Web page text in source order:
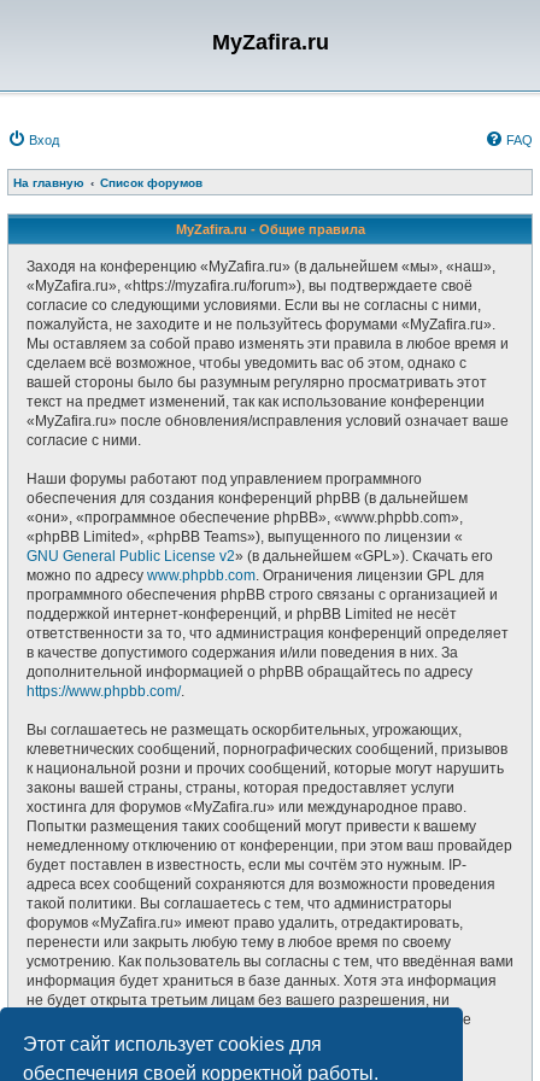
Этот сайт использует cookies для
обеспечения своей корректной работы.
MyZafira.ru
Вход FAQ
На главную Список форумов
MyZafira.ru - Общие правила
Заходя на конференцию «MyZafira.ru» (в дальнейшем «мы», «наш»,
«MyZafira.ru», «https://myzafira.ru/forum»), вы подтверждаете своё
согласие со следующими условиями. Если вы не согласны с ними,
пожалуйста, не заходите и не пользуйтесь форумами «MyZafira.ru».
Мы оставляем за собой право изменять эти правила в любое время и
сделаем всё возможное, чтобы уведомить вас об этом, однако с
вашей стороны было бы разумным регулярно просматривать этот
текст на предмет изменений, так как использование конференции
«MyZafira.ru» после обновления/исправления условий означает ваше
согласие с ними.
Наши форумы работают под управлением программного
обеспечения для создания конференций phpBB (в дальнейшем
«они», «программное обеспечение phpBB», «www.phpbb.com»,
«phpBB Limited», «phpBB Teams»), выпущенного по лицензии «
GNU General Public License v2» (в дальнейшем «GPL»). Скачать его
можно по адресу www.phpbb.com. Ограничения лицензии GPL для
программного обеспечения phpBB строго связаны с организацией и
поддержкой интернет-конференций, и phpBB Limited не несёт
ответственности за то, что администрация конференций определяет
в качестве допустимого содержания и/или поведения в них. За
дополнительной информацией о phpBB обращайтесь по адресу
https://www.phpbb.com/.
Вы соглашаетесь не размещать оскорбительных, угрожающих,
клеветнических сообщений, порнографических сообщений, призывов
к национальной розни и прочих сообщений, которые могут нарушить
законы вашей страны, страны, которая предоставляет услуги
хостинга для форумов «MyZafira.ru» или международное право.
Попытки размещения таких сообщений могут привести к вашему
немедленному отключению от конференции, при этом ваш провайдер
будет поставлен в известность, если мы сочтём это нужным. IP-
адреса всех сообщений сохраняются для возможности проведения
такой политики. Вы соглашаетесь с тем, что администраторы
форумов «MyZafira.ru» имеют право удалить, отредактировать,
перенести или закрыть любую тему в любое время по своему
усмотрению. Как пользователь вы согласны с тем, что введённая вами
информация будет храниться в базе данных. Хотя эта информация
не будет открыта третьим лицам без вашего разрешения, ни
администрация конференции «MyZafira.ru», ни phpBB Limited не
может быть ответственна за действия хакеров, которые могут
привести к несанкционированному доступу к ней.